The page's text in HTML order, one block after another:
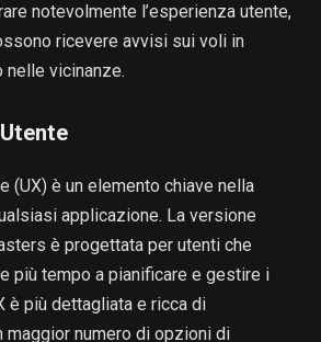
notevolmente l’esperienza utente,
ricevere avvisi sui voli in
nelle vicinanze.
(UX) è un elemento chiave nella
applicazione. La versione
è progettata per utenti che
più tempo a pianificare e gestire i
è più dettagliata e ricca di
maggior numero di opzioni di